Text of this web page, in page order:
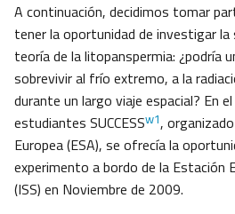
A continuación, decidimos tomar
tener la oportunidad de investigar la
teoría de la litopanspermia: ¿podría
sobrevivir al frío extremo, a la
durante un largo viaje espacial? En
estudiantes SUCCESSw1,
Europea (ESA), se ofrecía la
experimento a bordo de la Estación
(ISS) en Noviembre de 2009.